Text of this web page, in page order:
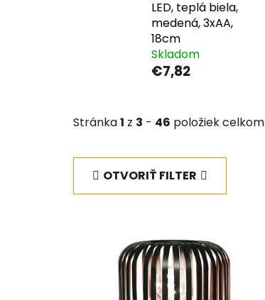
LED, teplá biela,
medená, 3xAA,
18cm
Skladom
€7,82
Stránka1 z 3 - 46 položiek celkom
OTVORIŤ FILTER